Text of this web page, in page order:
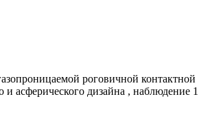
роговичной контактной
и асферического дизайна , наблюдение 1